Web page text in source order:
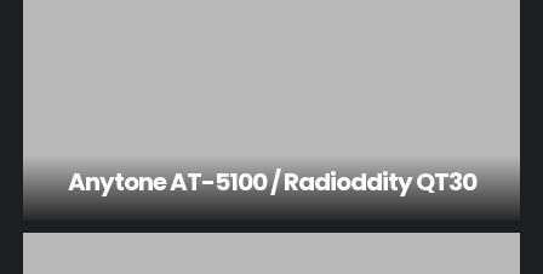
Anytone AT-5100 / Radioddity QT30